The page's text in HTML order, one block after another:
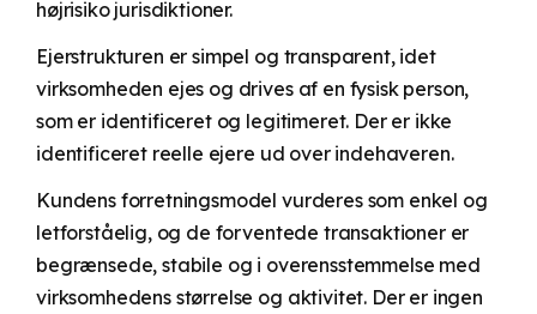
højrisiko jurisdiktioner.
Ejerstrukturen er simpel og transparent, idet
virksomheden ejes og drives af en fysisk person,
som er identificeret og legitimeret. Der er ikke
identificeret reelle ejere ud over indehaveren.
Kundens forretningsmodel vurderes som enkel og
letforståelig, og de forventede transaktioner er
begrænsede, stabile og i overensstemmelse med
virksomhedens størrelse og aktivitet. Der er ingen